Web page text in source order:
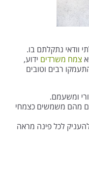
נתקלתם בו.
צמח משרדים ידוע,
רבים וטובים
ומשעמם.
ורבים מהם משמשים כצמחי
לכל פינה מראה